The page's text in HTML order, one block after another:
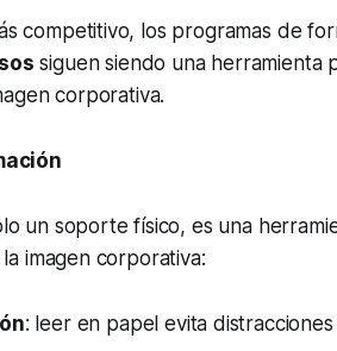
competitivo, los programas de
siguen siendo una herramienta
corporativa.
un soporte físico, es una
imagen corporativa:
: leer en papel evita